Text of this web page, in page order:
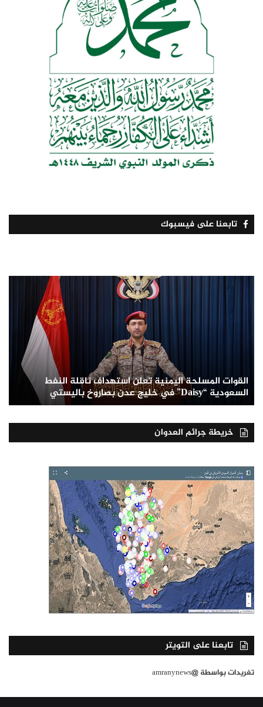
تابعنا على فيسبوك
القوات المسلحة اليمنية تعلن استهداف ناقلة النفط
السعودية “Daisy” في خليج عدن بصاروخ باليستي
خريطة جرائم العدوان
تابعنا على التويتر
تغريدات بواسطة @amranynews